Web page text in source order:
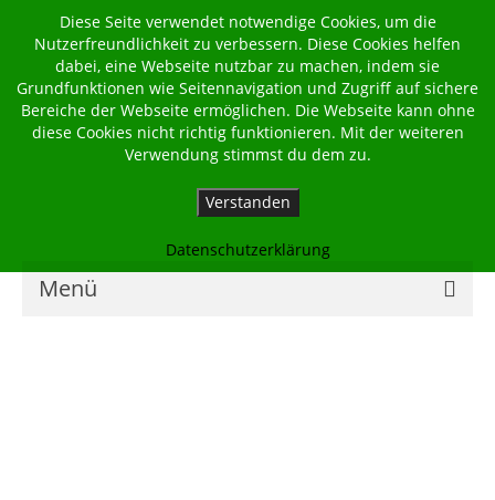
Menü
Diese Seite verwendet notwendige Cookies, um die
Nutzerfreundlichkeit zu verbessern. Diese Cookies helfen
dabei, eine Webseite nutzbar zu machen, indem sie
Grundfunktionen wie Seitennavigation und Zugriff auf sichere
Bereiche der Webseite ermöglichen. Die Webseite kann ohne
diese Cookies nicht richtig funktionieren. Mit der weiteren
Verwendung stimmst du dem zu.
Verstanden
Datenschutzerklärung